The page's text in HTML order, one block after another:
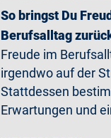
So bringst Du
Berufsalltag
Freude im
irgendwo auf der
Stattdessen
Erwartungen und